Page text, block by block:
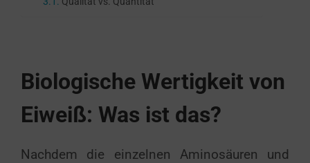
Biologische Wertigkeit von
Eiweiß: Was ist das?
Nachdem die einzelnen Aminosäuren und